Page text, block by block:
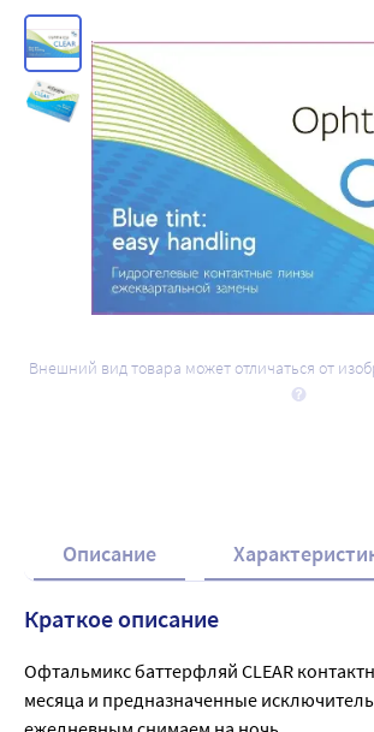
Внешний вид товара может отличаться от
Описание
Краткое описание
Офтальмикс баттерфляй CLEAR
месяца и предназначенные